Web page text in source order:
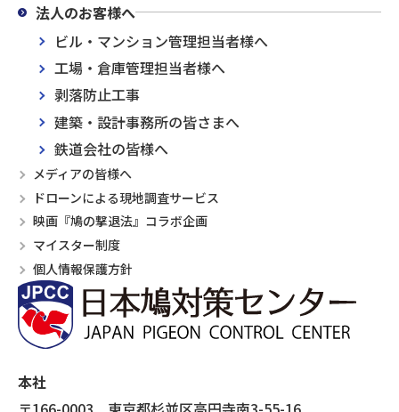
本社
法人のお客様へ
ビル・マンション管理担当者様へ
工場・倉庫管理担当者様へ
剥落防止工事
建築・設計事務所の皆さまへ
鉄道会社の皆様へ
メディアの皆様へ
ドローンによる現地調査サービス
映画『鳩の撃退法』コラボ企画
マイスター制度
個人情報保護方針